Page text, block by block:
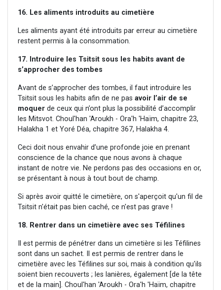
16. Les aliments introduits au cimetière
Les aliments ayant été introduits par erreur au cimetière
restent permis à la consommation.
17. Introduire les Tsitsit sous les habits avant de
s’approcher des tombes
Avant de s’approcher des tombes, il faut introduire les
Tsitsit sous les habits afin de ne pas avoir l’air de se
moquer de ceux qui n’ont plus la possibilité d’accomplir
les Mitsvot. Choul'han 'Aroukh - Ora'h 'Haïm, chapitre 23,
Halakha 1 et Yoré Déa, chapitre 367, Halakha 4.
Ceci doit nous envahir d’une profonde joie en prenant
conscience de la chance que nous avons à chaque
instant de notre vie. Ne perdons pas des occasions en or,
se présentant à nous à tout bout de champ.
Si après avoir quitté le cimetière, on s'aperçoit qu'un fil de
Tsitsit n'était pas bien caché, ce n'est pas grave !
18. Rentrer dans un cimetière avec ses Téfilines
Il est permis de pénétrer dans un cimetière si les Téfilines
sont dans un sachet. Il est permis de rentrer dans le
cimetière avec les Téfilines sur soi, mais à condition qu'ils
soient bien recouverts ; les lanières, également [de la tête
et de la main]. Choul'han 'Aroukh - Ora'h 'Haïm, chapitre